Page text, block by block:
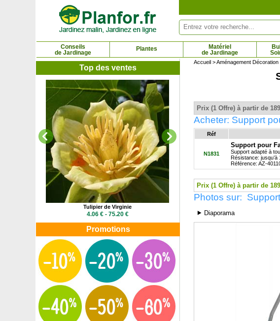
Conseils
de Jardinage
Plantes
Matériel
de Jardinage
Top des ventes
Tulipier de Virginie
4.06 € - 75.20 €
Promotions
Accueil >Aménagement Décoration
Prix (1 Offre) à partir de
Acheter: Support
Réf
N1831
Support pour
Support adapté à
Résistance: jusqu’à
Référence: AZ-
Prix (1 Offre) à partir de
Photos sur:
⯈ Diaporama
Panneau de gestion des cookies